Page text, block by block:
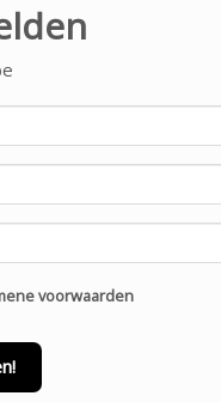
voorwaarden